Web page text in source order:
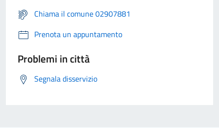
Chiama il comune 02907881
Prenota un appuntamento
Problemi in città
Segnala disservizio